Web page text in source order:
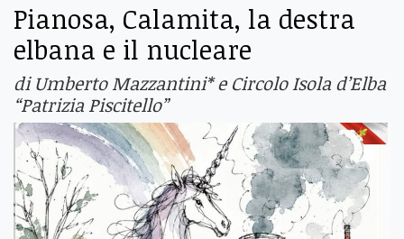
Pianosa, Calamita, la destra
elbana e il nucleare
di Umberto Mazzantini* e Circolo Isola d’Elba
“Patrizia Piscitello”